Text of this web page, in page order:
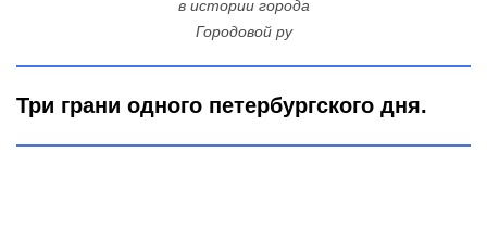
в истории города
Городовой ру
Три грани одного петербургского дня.